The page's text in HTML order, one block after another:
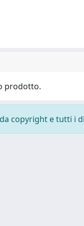
prodotto.
copyright e tutti i